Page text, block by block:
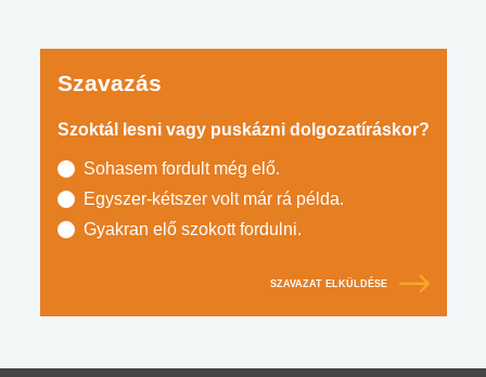
Szavazás
Szoktál lesni vagy puskázni dolgozatíráskor?
Sohasem fordult még elő.
Egyszer-kétszer volt már rá példa.
Gyakran elő szokott fordulni.
SZAVAZAT ELKÜLDÉSE